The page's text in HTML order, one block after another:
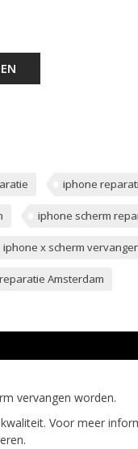
iphone
iphone scherm
iphone x scherm
Amsterdam
vervangen worden.
Voor meer